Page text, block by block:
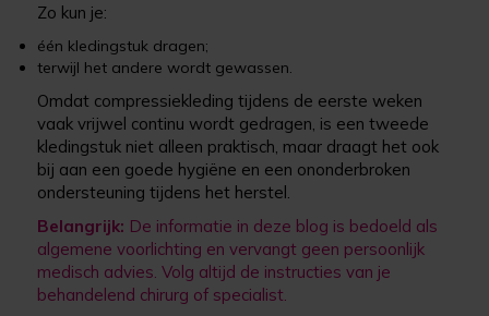
Zo kun je:
één kledingstuk dragen;
terwijl het andere wordt gewassen.
Omdat compressiekleding tijdens de eerste weken
vaak vrijwel continu wordt gedragen, is een tweede
kledingstuk niet alleen praktisch, maar draagt het ook
bij aan een goede hygiëne en een ononderbroken
ondersteuning tijdens het herstel.
Belangrijk: De informatie in deze blog is bedoeld als
algemene voorlichting en vervangt geen persoonlijk
medisch advies. Volg altijd de instructies van je
behandelend chirurg of specialist.